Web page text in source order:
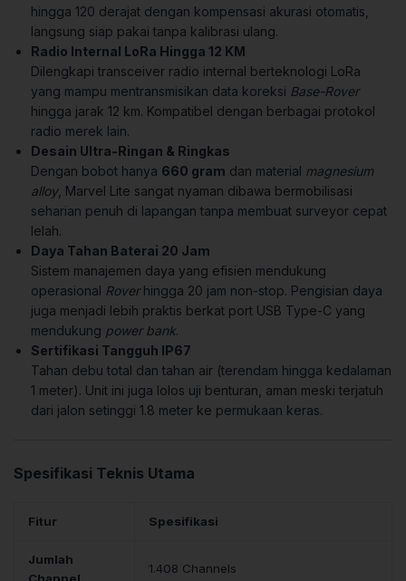
hingga 120 derajat dengan kompensasi akurasi otomatis,
langsung siap pakai tanpa kalibrasi ulang.
Radio Internal LoRa Hingga 12 KM
Dilengkapi transceiver radio internal berteknologi LoRa
yang mampu mentransmisikan data koreksi Base-Rover
hingga jarak 12 km. Kompatibel dengan berbagai protokol
radio merek lain.
Desain Ultra-Ringan & Ringkas
Dengan bobot hanya 660 gram dan material magnesium
alloy, Marvel Lite sangat nyaman dibawa bermobilisasi
seharian penuh di lapangan tanpa membuat surveyor cepat
lelah.
Daya Tahan Baterai 20 Jam
Sistem manajemen daya yang efisien mendukung
operasional Roverhingga 20 jam non-stop. Pengisian daya
juga menjadi lebih praktis berkat port USB Type-C yang
mendukung power bank.
Sertifikasi Tangguh IP67
Tahan debu total dan tahan air (terendam hingga kedalaman
1 meter). Unit ini juga lolos uji benturan, aman meski terjatuh
dari jalon setinggi 1.8 meter ke permukaan keras.
Spesifikasi Teknis Utama
Fitur Spesifikasi
Jumlah
1.408 Channels